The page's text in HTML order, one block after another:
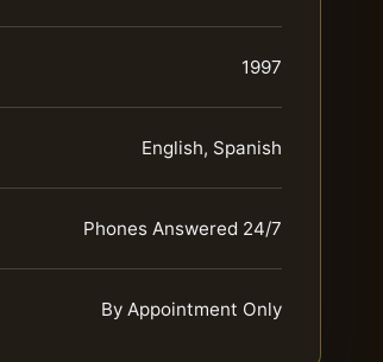
1997
English, Spanish
Phones Answered 24/7
By Appointment Only